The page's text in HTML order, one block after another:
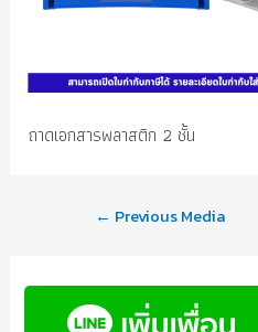
ถาดเอกสารพลาสติก 2 ชั้น
← Previous Media